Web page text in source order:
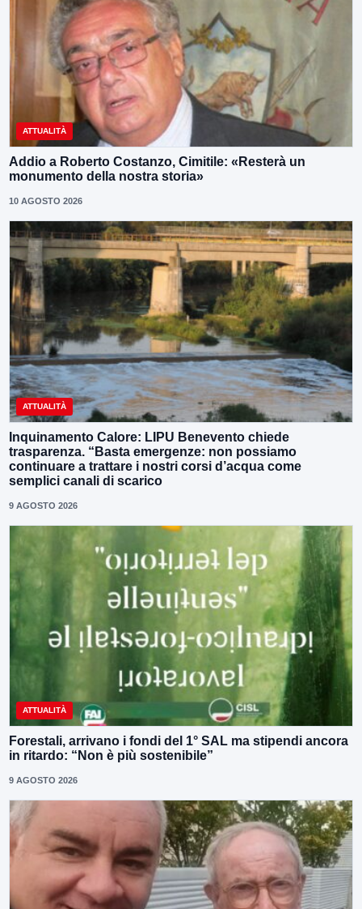
ATTUALITÀ
Addio a Roberto Costanzo, Cimitile: «Resterà un
monumento della nostra storia»
10 AGOSTO 2026
ATTUALITÀ
Inquinamento Calore: LIPU Benevento chiede
trasparenza. “Basta emergenze: non possiamo
continuare a trattare i nostri corsi d’acqua come
semplici canali di scarico
9 AGOSTO 2026
ATTUALITÀ
Forestali, arrivano i fondi del 1° SAL ma stipendi ancora
in ritardo: “Non è più sostenibile”
9 AGOSTO 2026